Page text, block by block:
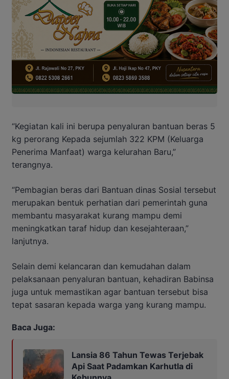
“Kegiatan kali ini berupa penyaluran bantuan beras 5
kg perorang Kepada sejumlah 322 KPM (Keluarga
Penerima Manfaat) warga kelurahan Baru,”
terangnya.
“Pembagian beras dari Bantuan dinas Sosial tersebut
merupakan bentuk perhatian dari pemerintah guna
membantu masyarakat kurang mampu demi
meningkatkan taraf hidup dan kesejahteraan,”
lanjutnya.
Selain demi kelancaran dan kemudahan dalam
pelaksanaan penyaluran bantuan, kehadiran Babinsa
juga untuk memastikan agar bantuan tersebut bisa
tepat sasaran kepada warga yang kurang mampu.
Baca Juga:
Lansia 86 Tahun Tewas Terjebak
Api Saat Padamkan Karhutla di